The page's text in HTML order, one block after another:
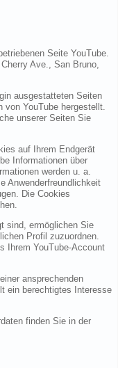
Seite YouTube.
Ave., San Bruno,
ausgestatteten Seiten
von YouTube hergestellt.
unserer Seiten Sie
auf Ihrem Endgerät
Informationen über
werden u. a.
Anwenderfreundlichkeit
Die Cookies
sind, ermöglichen Sie
Profil zuzuordnen.
Ihrem YouTube-Account
ansprechenden
ein berechtigtes Interesse
finden Sie in der